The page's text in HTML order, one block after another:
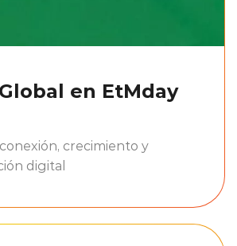
en EtMday
crecimiento y
digital